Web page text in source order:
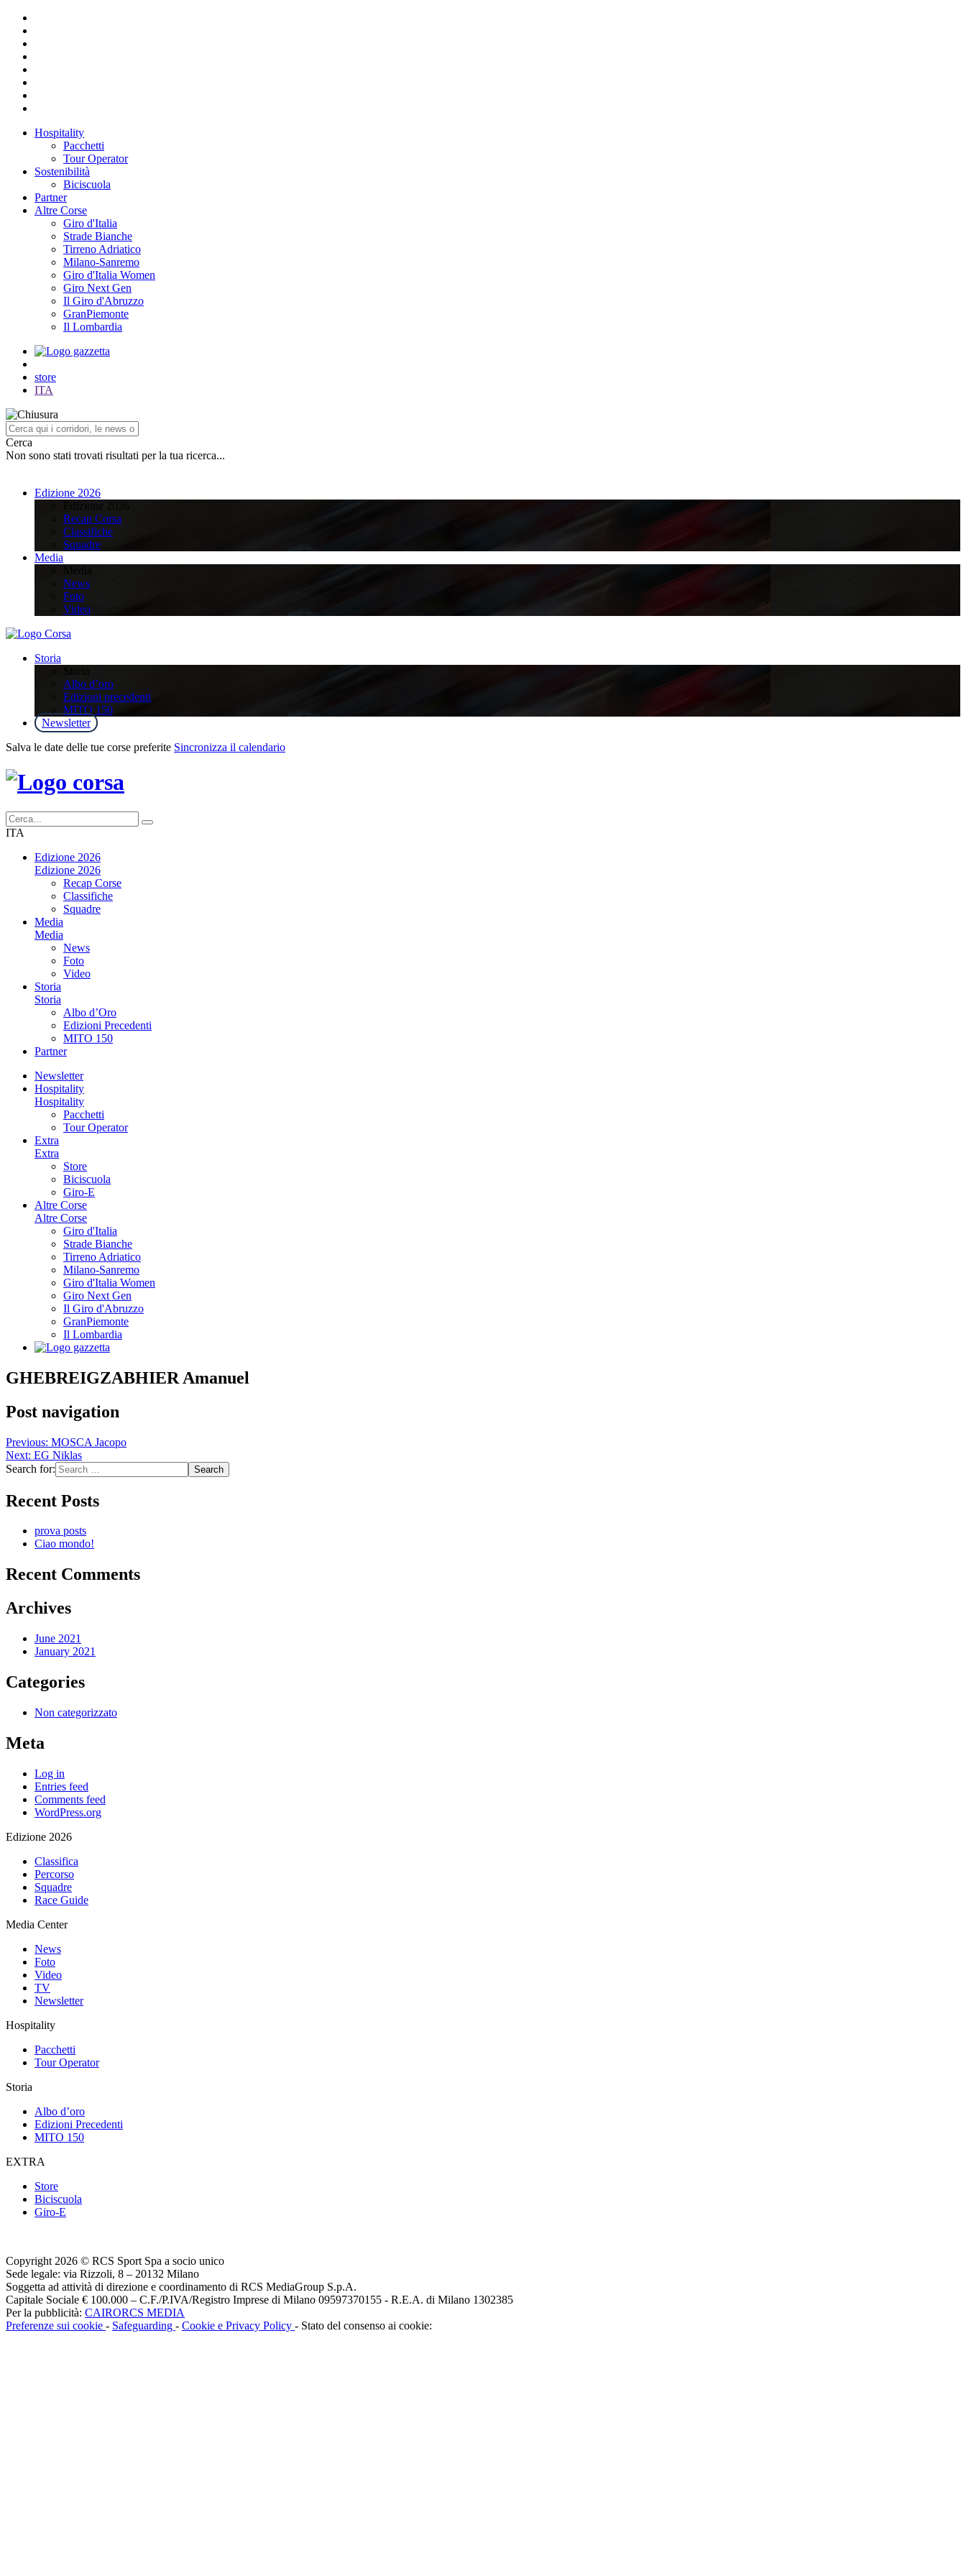
Hospitality
Pacchetti
Tour Operator
Sostenibilità
Biciscuola
Partner
Altre Corse
Giro d'Italia
Strade Bianche
Tirreno Adriatico
Milano-Sanremo
Giro d'Italia Women
Giro Next Gen
Il Giro d'Abruzzo
GranPiemonte
Il Lombardia
store
ITA
Cerca
Non sono stati trovati risultati per la tua ricerca...
Edizione 2026
Recap Corsa
Classifiche
Squadre
Media
News
Foto
Video
Storia
Albo d’oro
Edizioni precedenti
MITO 150
Newsletter
Salva le date delle tue corse preferite Sincronizza il calendario
ITA
Edizione 2026
Edizione 2026
Recap Corse
Classifiche
Squadre
Media
Media
News
Foto
Video
Storia
Storia
Albo d’Oro
Edizioni Precedenti
MITO 150
Partner
Newsletter
Hospitality
Hospitality
Pacchetti
Tour Operator
Extra
Extra
Store
Biciscuola
Giro-E
Altre Corse
Altre Corse
Giro d'Italia
Strade Bianche
Tirreno Adriatico
Milano-Sanremo
Giro d'Italia Women
Giro Next Gen
Il Giro d'Abruzzo
GranPiemonte
Il Lombardia
GHEBREIGZABHIER Amanuel
Post navigation
Previous: MOSCA Jacopo
Next: EG Niklas
Search for:
Recent Posts
prova posts
Ciao mondo!
Recent Comments
Archives
June 2021
January 2021
Categories
Non categorizzato
Meta
Log in
Entries feed
Comments feed
WordPress.org
Edizione 2026
Classifica
Percorso
Squadre
Race Guide
Media Center
News
Foto
Video
TV
Newsletter
Hospitality
Pacchetti
Tour Operator
Storia
Albo d’oro
Edizioni Precedenti
MITO 150
EXTRA
Store
Biciscuola
Giro-E
Copyright 2026 © RCS Sport Spa a socio unico
Sede legale: via Rizzoli, 8 – 20132 Milano
Soggetta ad attività di direzione e coordinamento di RCS MediaGroup S.p.A.
Capitale Sociale € 100.000 – C.F./P.IVA/Registro Imprese di Milano 09597370155 - R.E.A. di Milano 1302385
Per la pubblicità: CAIRORCS MEDIA
Preferenze sui cookie - Safeguarding - Cookie e Privacy Policy - Stato del consenso ai cookie: